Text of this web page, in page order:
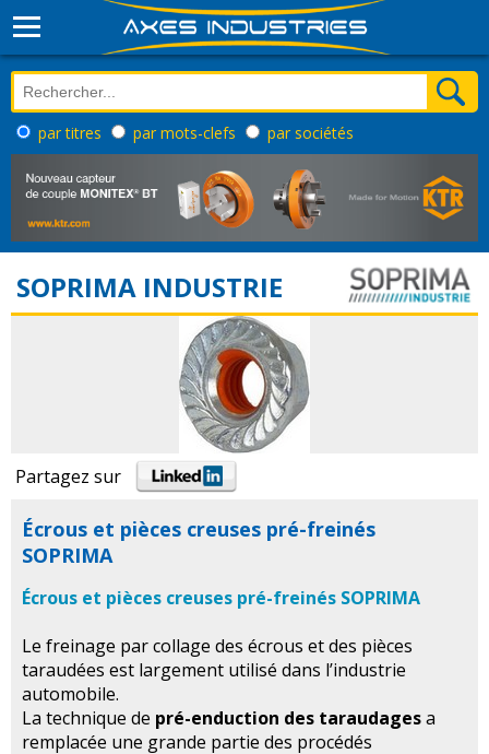
par titres par mots-clefs par sociétés
SOPRIMA INDUSTRIE
Partagez sur
Écrous et pièces creuses pré-freinés
SOPRIMA
Écrous et pièces creuses pré-freinés SOPRIMA
Le freinage par collage des écrous et des pièces
taraudées est largement utilisé dans l’industrie
automobile.
La technique de pré-enduction des taraudagesa
remplacée une grande partie des procédés